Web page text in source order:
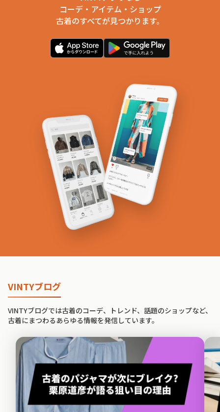
コーデ・アイテム・ショップ
古着のすべてが見つかります。
VINTYブログ
VINTYブログでは古着のコーデ、トレンド、話題のショップなど、
古着にまつわるあらゆる情報を発信しています。